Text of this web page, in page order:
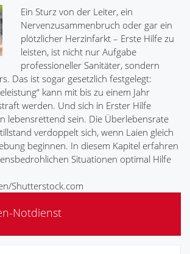
Ein Sturz von der Leiter, ein
Nervenzusammenbruch oder gar ein
plötzlicher Herzinfarkt – Erste Hilfe zu
leisten, ist nicht nur Aufgabe
professioneller Sanitäter, sondern
Das ist sogar gesetzlich festgelegt:
kann mit bis zu einem Jahr
werden. Und sich in Erster Hilfe
lebensrettend sein. Die Überlebensrate
verdoppelt sich, wenn Laien gleich
beginnen. In diesem Kapitel erfahren
Situationen optimal Hilfe
Shutterstock.com
Notdienst